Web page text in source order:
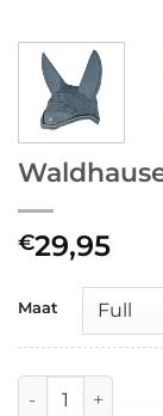
€29,95
Maat
Waldhausen -